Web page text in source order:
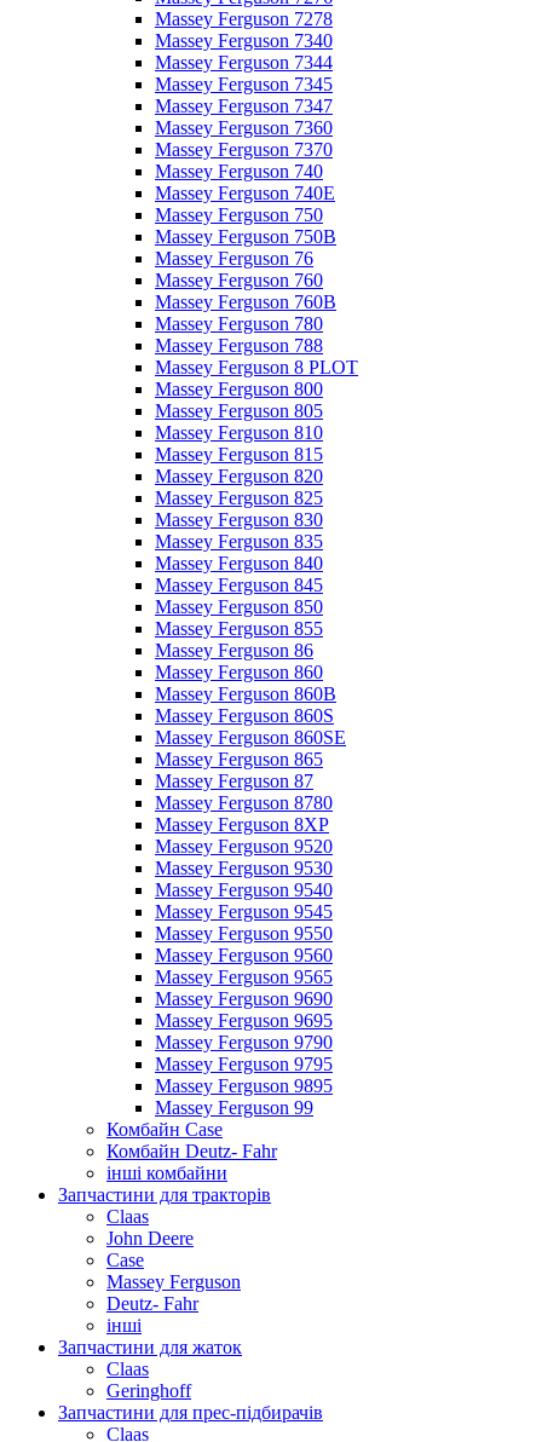
Massey Ferguson 7278
Massey Ferguson 7340
Massey Ferguson 7344
Massey Ferguson 7345
Massey Ferguson 7347
Massey Ferguson 7360
Massey Ferguson 7370
Massey Ferguson 740
Massey Ferguson 740E
Massey Ferguson 750
Massey Ferguson 750B
Massey Ferguson 76
Massey Ferguson 760
Massey Ferguson 760B
Massey Ferguson 780
Massey Ferguson 788
Massey Ferguson 8 PLOT
Massey Ferguson 800
Massey Ferguson 805
Massey Ferguson 810
Massey Ferguson 815
Massey Ferguson 820
Massey Ferguson 825
Massey Ferguson 830
Massey Ferguson 835
Massey Ferguson 840
Massey Ferguson 845
Massey Ferguson 850
Massey Ferguson 855
Massey Ferguson 86
Massey Ferguson 860
Massey Ferguson 860B
Massey Ferguson 860S
Massey Ferguson 860SE
Massey Ferguson 865
Massey Ferguson 87
Massey Ferguson 8780
Massey Ferguson 8XP
Massey Ferguson 9520
Massey Ferguson 9530
Massey Ferguson 9540
Massey Ferguson 9545
Massey Ferguson 9550
Massey Ferguson 9560
Massey Ferguson 9565
Massey Ferguson 9690
Massey Ferguson 9695
Massey Ferguson 9790
Massey Ferguson 9795
Massey Ferguson 9895
Massey Ferguson 99
Комбайн Case
Комбайн Deutz- Fahr
інші комбайни
Запчастини для тракторів
Claas
John Deere
Case
Massey Ferguson
Deutz- Fahr
інші
Запчастини для жаток
Claas
Geringhoff
Запчастини для прес-підбирачів
Claas